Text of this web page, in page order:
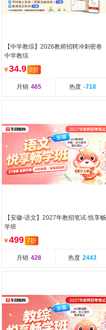
【中学教综】2026教师招聘冲刺密卷
中学教综
￥34.9 8折
月销 465 热度 -718
【安徽-语文】2027年教招笔试·悦享畅
学班
￥499 7折
月销 428 热度 2443